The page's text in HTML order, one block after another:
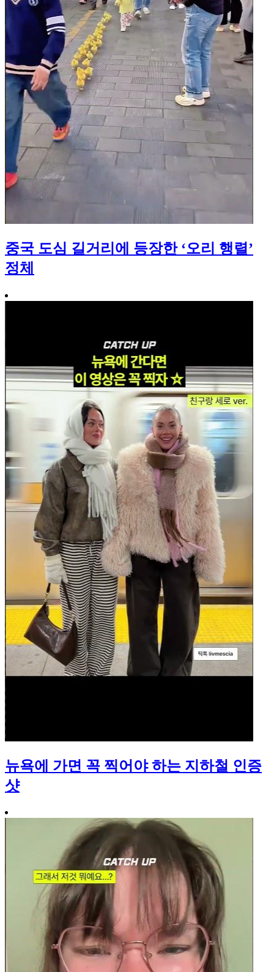
중국 도심 길거리에 등장한 ‘오리 행렬’
정체
뉴욕에 가면 꼭 찍어야 하는 지하철 인증
샷